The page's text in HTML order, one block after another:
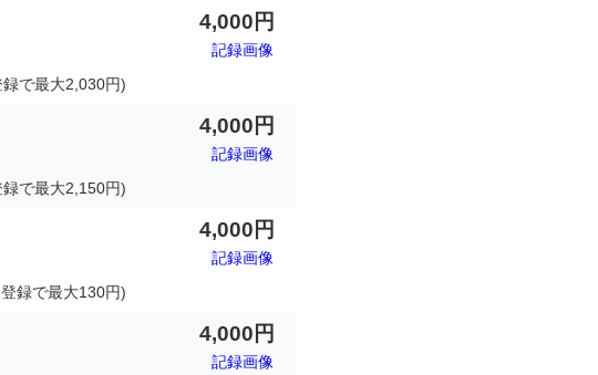
4,000円
記録画像
録で最大2,030円)
4,000円
記録画像
録で最大2,150円)
4,000円
記録画像
録で最大130円)
4,000円
記録画像